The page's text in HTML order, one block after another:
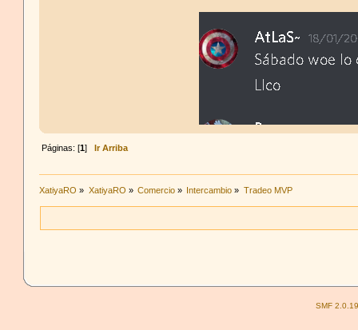
Páginas: [1] Ir Arriba
XatiyaRO » XatiyaRO » Comercio » Intercambio » Tradeo MVP
SMF 2.0.19